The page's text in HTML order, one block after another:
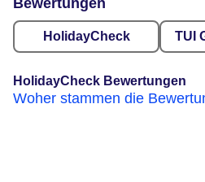
Bewertungen
HolidayCheck TUI
HolidayCheck Bewertungen
Woher stammen die